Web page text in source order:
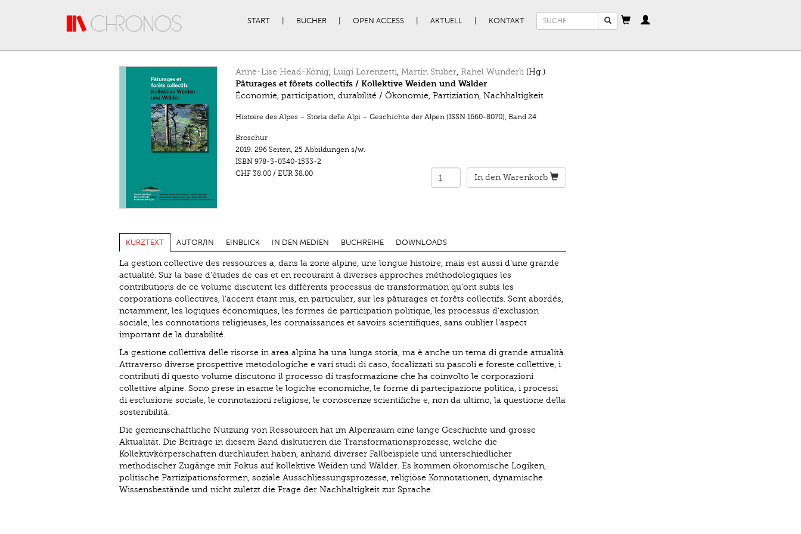
START BÜCHER OPEN ACCESS AKTUELL KONTAKT
Suchformular
Anne-Lise Head-König, Luigi Lorenzetti, Martin Stuber, Rahel Wunderli(Hg.)
Pâturages et fôrets collectifs / Kollektive Weiden und Wälder
Économie, participation, durabilité / Ökonomie, Partiziation, Nachhaltigkeit
Histoire des Alpes – Storia delle Alpi – Geschichte der Alpen (ISSN 1660-8070), Band 24
Broschur
2019. 296 Seiten, 25 Abbildungen s/w.
ISBN 978-3-0340-1533-2
CHF 38.00/ EUR 38.00 In den Warenkorb
KURZTEXT AUTOR/IN EINBLICK IN DEN MEDIEN BUCHREIHE DOWNLOADS
La gestion collective des ressources a, dans la zone alpine, une longue histoire, mais est aussi d’une grande
actualité. Sur la base d’études de cas et en recourant à diverses approches méthodologiques les
contributions de ce volume discutent les différents processus de transformation qu’ont subis les
corporations collectives, l’accent étant mis, en particulier, sur les pâturages et forêts collectifs. Sont abordés,
notamment, les logiques économiques, les formes de participation politique, les processus d’exclusion
sociale, les connotations religieuses, les connaissances et savoirs scientifiques, sans oublier l’aspect
important de la durabilité.
La gestione collettiva delle risorse in area alpina ha una lunga storia, ma è anche un tema di grande attualità.
Attraverso diverse prospettive metodologiche e vari studi di caso, focalizzati su pascoli e foreste collettive, i
contributi di questo volume discutono il processo di trasformazione che ha coinvolto le corporazioni
collettive alpine. Sono prese in esame le logiche economiche, le forme di partecipazione politica, i processi
di esclusione sociale, le connotazioni religiose, le conoscenze scientifiche e, non da ultimo, la questione della
sostenibilità.
Die gemeinschaftliche Nutzung von Ressourcen hat im Alpenraum eine lange Geschichte und grosse
Aktualität. Die Beiträge in diesem Band diskutieren die Transformationsprozesse, welche die
Kollektivkörperschaften durchlaufen haben, anhand diverser Fallbeispiele und unterschiedlicher
methodischer Zugänge mit Fokus auf kollektive Weiden und Wälder. Es kommen ökonomische Logiken,
politische Partizipationsformen, soziale Ausschliessungsprozesse, religiöse Konnotationen, dynamische
Wissensbestände und nicht zuletzt die Frage der Nachhaltigkeit zur Sprache.